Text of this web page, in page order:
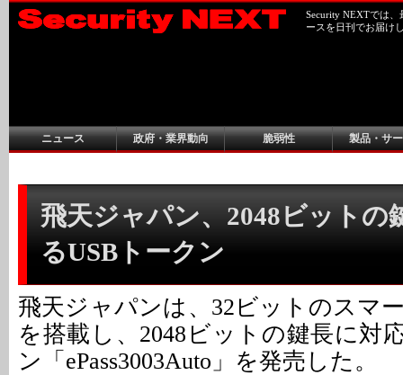
Security NEXTでは
ースを日刊でお届け
ニュース 政府・業界動向 脆弱性 製品・サ
飛天ジャパン、2048ビットの
るUSBトークン
飛天ジャパンは、32ビットのスマ
を搭載し、2048ビットの鍵長に対
ン「ePass3003Auto」を発売した。